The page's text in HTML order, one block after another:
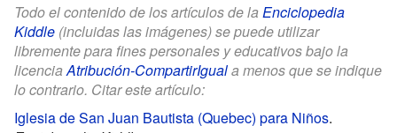
Todo el contenido de los artículos de la Enciclopedia
Kiddle (incluidas las imágenes) se puede utilizar
libremente para fines personales y educativos bajo la
licenciaAtribución-CompartirIguala menos que se indique
lo contrario. Citar este artículo:
Iglesia de San Juan Bautista (Quebec) para Niños.